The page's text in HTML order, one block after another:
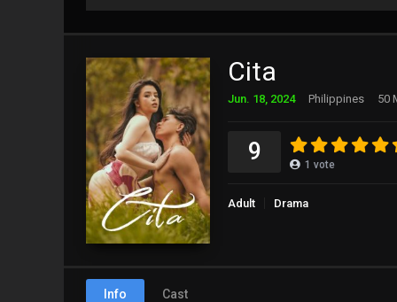
Cita
Jun. 18, 2024 Philippines 50
9 1 vote
Adult Drama
Info Cast